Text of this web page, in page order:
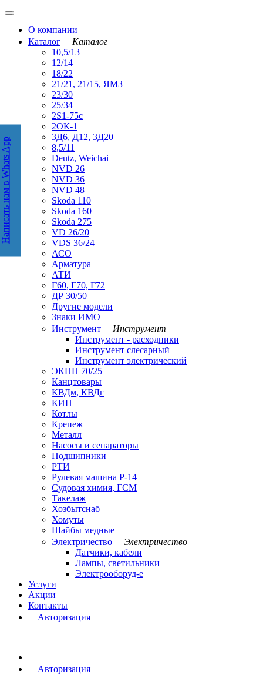
О компании
Каталог
Каталог
10,5/13
12/14
18/22
21/21, 21/15, ЯМЗ
23/30
25/34
2S1-75с
2ОК-1
3Д6, Д12, 3Д20
8,5/11
Deutz, Weichai
NVD 26
NVD 36
NVD 48
Skoda 110
Skoda 160
Skoda 275
VD 26/20
VDS 36/24
АСО
Арматура
АТИ
Г60, Г70, Г72
ДР 30/50
Другие модели
Знаки ИМО
Инструмент
Инструмент
Инструмент - расходники
Инструмент слесарный
Инструмент электрический
ЭКПН 70/25
Канцтовары
КВДм, КВДг
КИП
Котлы
Крепеж
Металл
Насосы и сепараторы
Подшипники
РТИ
Рулевая машина Р-14
Судовая химия, ГСМ
Такелаж
Хозбытснаб
Хомуты
Шайбы медные
Электричество
Электричество
Датчики, кабели
Лампы, светильники
Электрооборуд-е
Услуги
Акции
Контакты
Авторизация
Авторизация
Написать нам в WhatsApp
Написать нам в Whats App